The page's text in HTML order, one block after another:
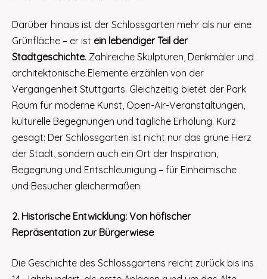
Darüber hinaus ist der Schlossgarten mehr als nur eine
Grünfläche – er ist ein lebendiger Teil der
Stadtgeschichte. Zahlreiche Skulpturen, Denkmäler und
architektonische Elemente erzählen von der
Vergangenheit Stuttgarts. Gleichzeitig bietet der Park
Raum für moderne Kunst, Open-Air-Veranstaltungen,
kulturelle Begegnungen und tägliche Erholung. Kurz
gesagt: Der Schlossgarten ist nicht nur das grüne Herz
der Stadt, sondern auch ein Ort der Inspiration,
Begegnung und Entschleunigung – für Einheimische
und Besucher gleichermaßen.
2. Historische Entwicklung: Von höfischer
Repräsentation zur Bürgerwiese
Die Geschichte des Schlossgartens reicht zurück bis ins